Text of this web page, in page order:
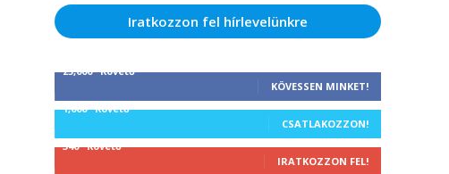
Iratkozzon fel hírlevelünkre
25,000 Követő
KÖVESSEN MINKET!
1,000 Követő
CSATLAKOZZON!
340 Követő
IRATKOZZON FEL!